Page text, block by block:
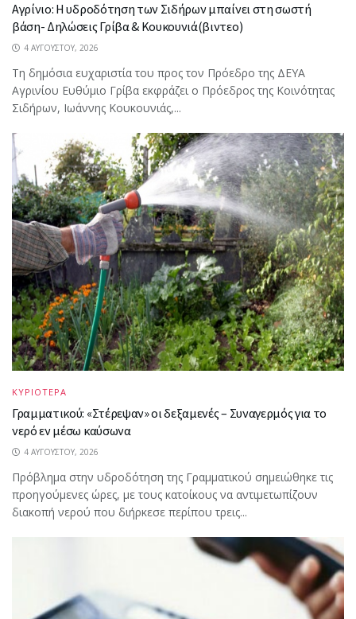
Αγρίνιο: Η υδροδότηση των Σιδήρων μπαίνει στη σωστή
βάση- Δηλώσεις Γρίβα & Κουκουνιά(βιντεο)
4 ΑΥΓΟΎΣΤΟΥ, 2026
Τη δημόσια ευχαριστία του προς τον Πρόεδρο της ΔΕΥΑ
Αγρινίου Ευθύμιο Γρίβα εκφράζει ο Πρόεδρος της Κοινότητας
Σιδήρων, Ιωάννης Κουκουνιάς,...
ΚΥΡΙΟΤΕΡΑ
Γραμματικού: «Στέρεψαν» οι δεξαμενές – Συναγερμός για το
νερό εν μέσω καύσωνα
4 ΑΥΓΟΎΣΤΟΥ, 2026
Πρόβλημα στην υδροδότηση της Γραμματικού σημειώθηκε τις
προηγούμενες ώρες, με τους κατοίκους να αντιμετωπίζουν
διακοπή νερού που διήρκεσε περίπου τρεις...